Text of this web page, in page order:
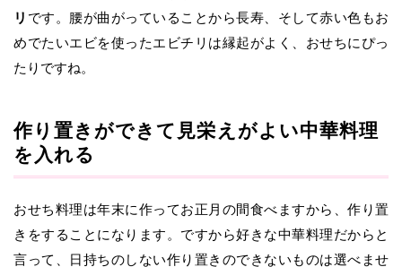
リ です。腰が曲がっていることから長寿、そして赤い色もお
めでたいエビを使ったエビチリは縁起がよく、おせちにぴっ
たりですね。
作り置きができて見栄えがよい中華料理
を入れる
おせち料理は年末に作ってお正月の間食べますから、作り置
きをすることになります。ですから好きな中華料理だからと
言って、日持ちのしない作り置きのできないものは選べませ